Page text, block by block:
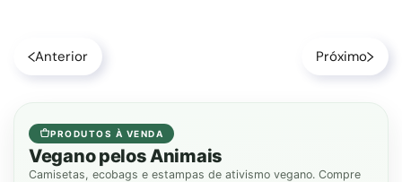
Anterior Próximo
PRODUTOS À VENDA
Vegano pelos Animais
Camisetas, ecobags e estampas de ativismo vegano. Compre